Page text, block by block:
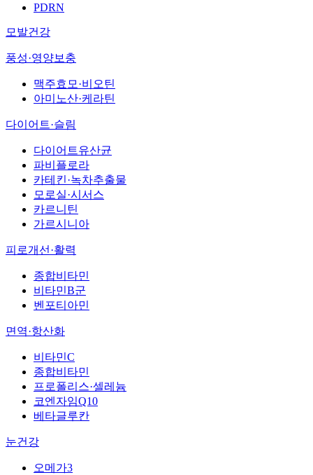
PDRN
모발건강
풍성·영양보충
맥주효모·비오틴
아미노산·케라틴
다이어트·슬림
다이어트유산균
파비플로라
카테킨·녹차추출물
모로실·시서스
카르니틴
가르시니아
피로개선·활력
종합비타민
비타민B군
벤포티아민
면역·항산화
비타민C
종합비타민
프로폴리스·셀레늄
코엔자임Q10
베타글루칸
눈건강
오메가3